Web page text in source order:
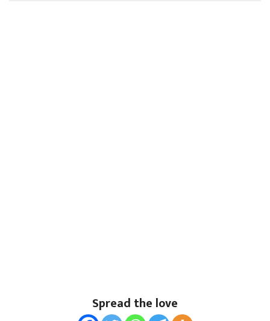
Spread the love